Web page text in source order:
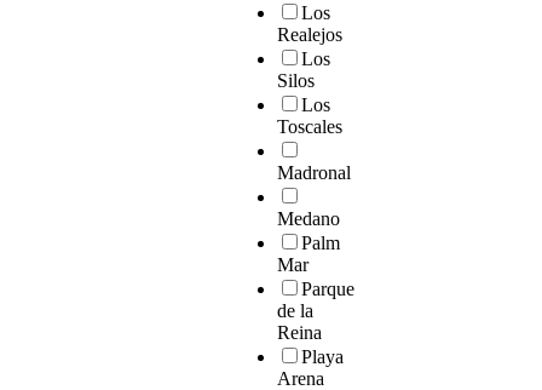
Los
Realejos
Los
Silos
Los
Toscales
Madronal
Medano
Palm
Mar
Parque
de la
Reina
Playa
Arena